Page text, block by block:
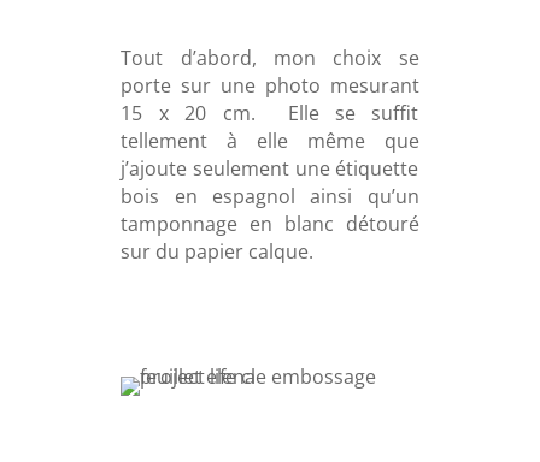
Tout d’abord, mon choix se
porte sur une photo mesurant
15 x 20 cm. Elle se suffit
tellement à elle même que
j’ajoute seulement une étiquette
bois en espagnol ainsi qu’un
tamponnage en blanc détouré
sur du papier calque.